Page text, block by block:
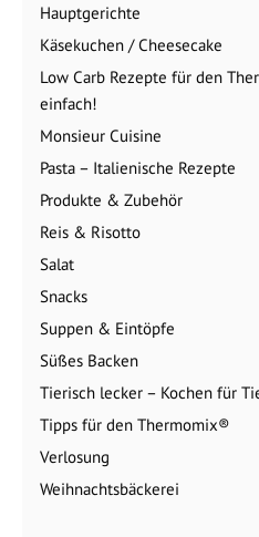
Hauptgerichte
Käsekuchen / Cheesecake
Low Carb Rezepte für den
einfach!
Monsieur Cuisine
Pasta – Italienische Rezepte
Produkte & Zubehör
Reis & Risotto
Salat
Snacks
Suppen & Eintöpfe
Süßes Backen
Tierisch lecker – Kochen für
Tipps für den Thermomix®
Verlosung
Weihnachtsbäckerei